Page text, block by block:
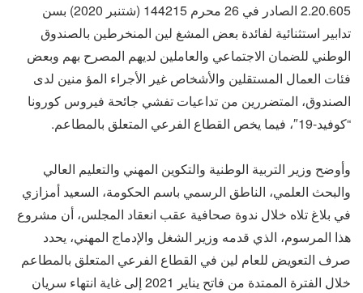
2.20.605 الصادر في 26 محرم 144215 (شتنبر 2020) بسن
تدابير استثنائية لفائدة بعض المشغ لين المنخرطين بالصندوق
الوطني للضمان الاجتماعي والعاملين لديهم المصرح بهم وبعض
فئات العمال المستقلين والأشخاص غير الأجراء المؤ منين لدى
الصندوق، المتضررين من تداعيات تفشي جائحة فيروس كورونا
“كوفيد-19″، فيما يخص القطاع الفرعي المتعلق بالمطاعم.
وأوضح وزير التربية الوطنية والتكوين المهني والتعليم العالي
والبحث العلمي، الناطق الرسمي باسم الحكومة، السعيد أمزازي
في بلاغ تلاه خلال ندوة صحافية عقب انعقاد المجلس، أن مشروع
هذا المرسوم، الذي قدمه وزير الشغل والإدماج المهني، يحدد
صرف التعويض للعام لين في القطاع الفرعي المتعلق بالمطاعم
خلال الفترة الممتدة من فاتح يناير 2021 إلى غاية انتهاء سريان